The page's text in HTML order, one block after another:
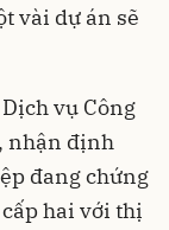
vài dự án sẽ
vụ Công
nhận định
đang chứng
hai với thị